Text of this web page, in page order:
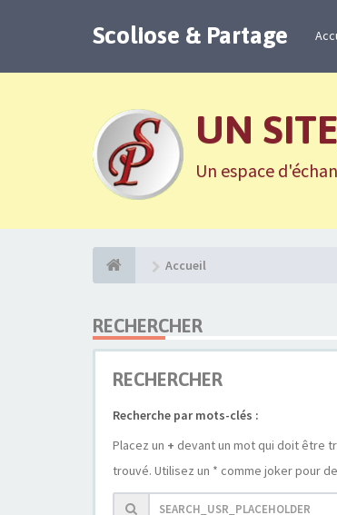
Scoliose & Partage
UN
Un espace
Accueil
RECHERCHER
RECHERCHER
Recherche par mots-clés :
Placez un + devant un mot qui doit être
trouvé. Utilisez un * comme joker pour